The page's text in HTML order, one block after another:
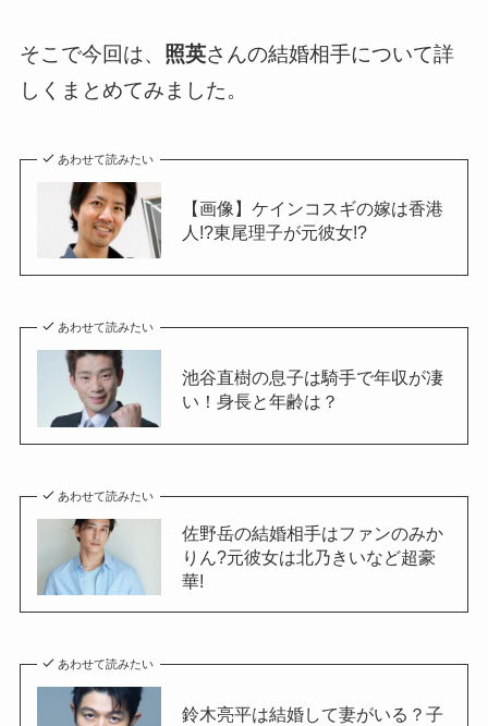
そこで今回は、 照英さんの結婚相手について詳
しくまとめてみました。
あわせて読みたい
【画像】ケインコスギの嫁は香港
人!?東尾理子が元彼女!?
あわせて読みたい
池谷直樹の息子は騎手で年収が凄
い！身長と年齢は？
あわせて読みたい
佐野岳の結婚相手はファンのみか
りん?元彼女は北乃きいなど超豪
華!
あわせて読みたい
鈴木亮平は結婚して妻がいる？子